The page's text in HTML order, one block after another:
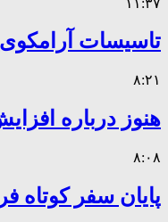
تاسیسات
۸:۲۱
هنوز درباره
۸:۰۸
پایان سفر کوتاه